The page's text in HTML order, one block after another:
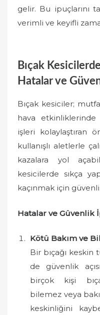
gelir. Bu ipuçlarını
verimli ve keyifli
Bıçak
Hatalar ve
Bıçak kesiciler;
hava etkinliklerinde
işleri kolaylaştıran
kullanışlı aletlerle
kazalara yol
kesicilerde sıkça
kaçınmak için
Hatalar ve Güvenlik
Kötü Bakım ve
Bir bıçağı
de güvenlik
birçok kişi
bilemez veya
keskinliğini